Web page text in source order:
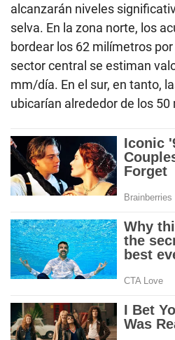
alcanzarán niveles
selva. En la zona norte, los
bordear los 62 milímetros
sector central se estiman
mm/día. En el sur, en tanto,
ubicarían alrededor de los 50